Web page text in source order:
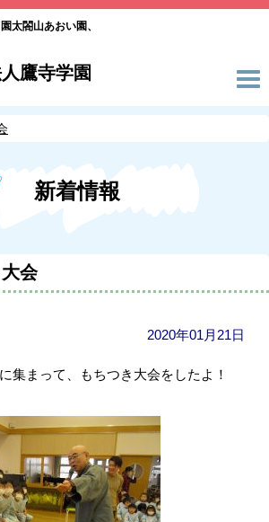
太閤山あおい園、
鷹寺学園
新着情報
会
2020年01月21日
集まって、もちつき大会をしたよ！